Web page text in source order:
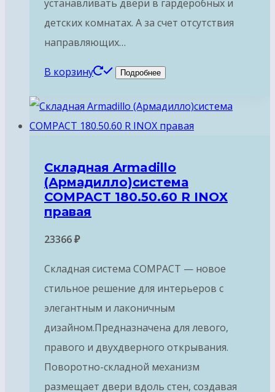
устанавливать двери в гардеробных и
детских комнатах. А за счет отсутствия
направляющих…
В корзину Подробнее
Складная Armadillo
(Армадилло)система
COMPACT 180.50.60 R INOX
правая
23366₽
Складная система COMPACT — новое
стильное решение для интерьеров с
элегантным и лаконичным
дизайном.Предназначена для левого,
правого и двухдверного открывания.
Поворотно-складной механизм
размещает двери вдоль стен, создавая